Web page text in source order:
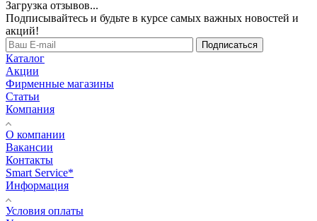
Загрузка отзывов...
Подписывайтесь и будьте в курсе самых важных новостей и
акций!
Подписаться
Каталог
Акции
Фирменные магазины
Статьи
Компания
О компании
Вакансии
Контакты
Smart Service*
Информация
Условия оплаты